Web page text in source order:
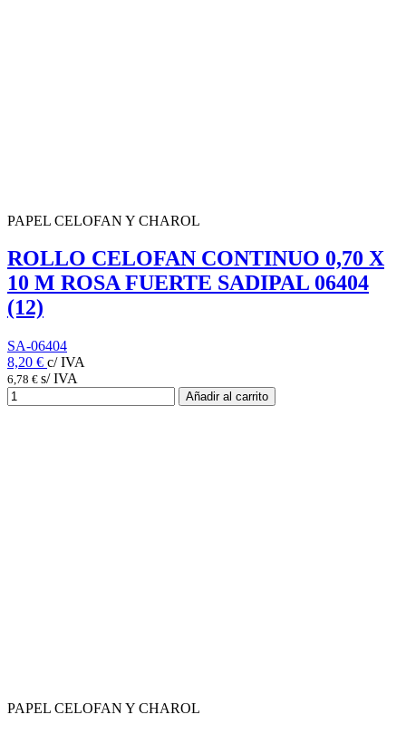
PAPEL CELOFAN Y CHAROL
ROLLO CELOFAN CONTINUO 0,70 X
10 M ROSA FUERTE SADIPAL 06404
(12)
SA-06404
8,20 € c/ IVA
6,78 € s/ IVA
Añadir al carrito
PAPEL CELOFAN Y CHAROL